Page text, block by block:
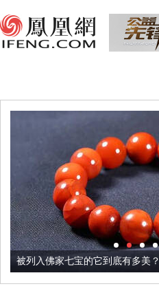
被列入佛家七宝的它到底有多美？